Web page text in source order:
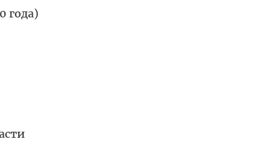
года)